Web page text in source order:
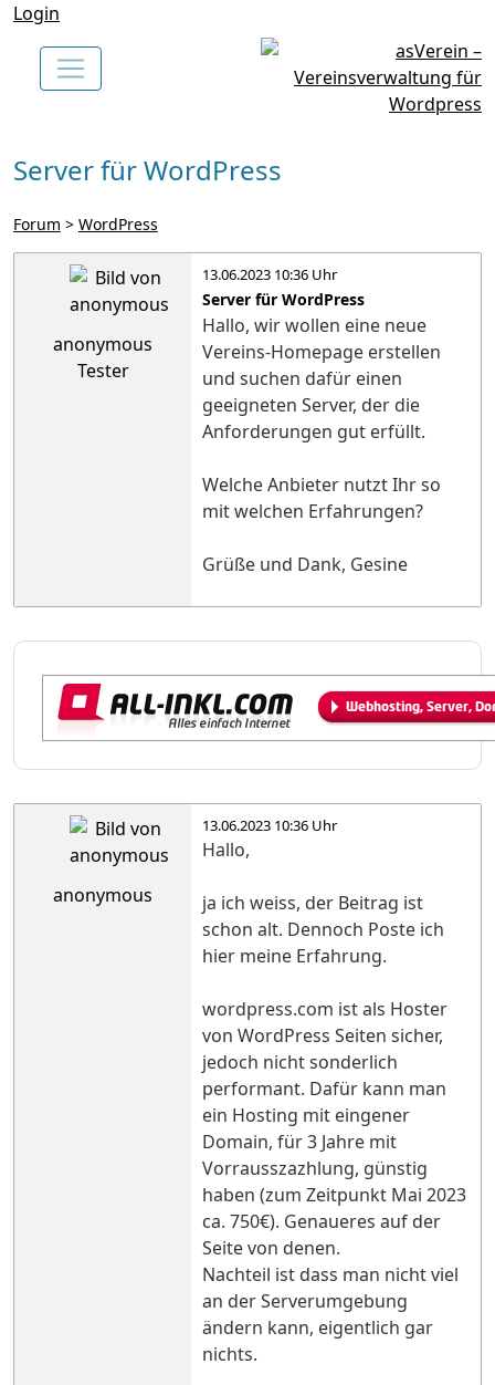
Login
Server für WordPress
Forum > WordPress
anonymous
Tester
13.06.2023 10:36 Uhr
Server für WordPress
Hallo, wir wollen eine neue
Vereins-Homepage erstellen
und suchen dafür einen
geeigneten Server, der die
Anforderungen gut erfüllt.
Welche Anbieter nutzt Ihr so
mit welchen Erfahrungen?
Grüße und Dank, Gesine
anonymous
13.06.2023 10:36 Uhr
Hallo,
ja ich weiss, der Beitrag ist
schon alt. Dennoch Poste ich
hier meine Erfahrung.
wordpress.com ist als Hoster
von WordPress Seiten sicher,
jedoch nicht sonderlich
performant. Dafür kann man
ein Hosting mit eingener
Domain, für 3 Jahre mit
Vorrausszazhlung, günstig
haben (zum Zeitpunkt Mai 2023
ca. 750€). Genaueres auf der
Seite von denen.
Nachteil ist dass man nicht viel
an der Serverumgebung
ändern kann, eigentlich gar
nichts.